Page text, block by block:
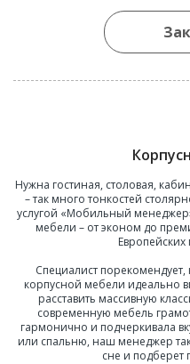
Нужна гостиная, столовая,
– так много тонкостей
услугой «Мобильный
мебели – от эконом до
Специалист порекомендует,
корпусной мебели идеально
расставить массивную
современную мебель
гармонично и подчеркивала
или спальню, наш менеджер
сне и подберет